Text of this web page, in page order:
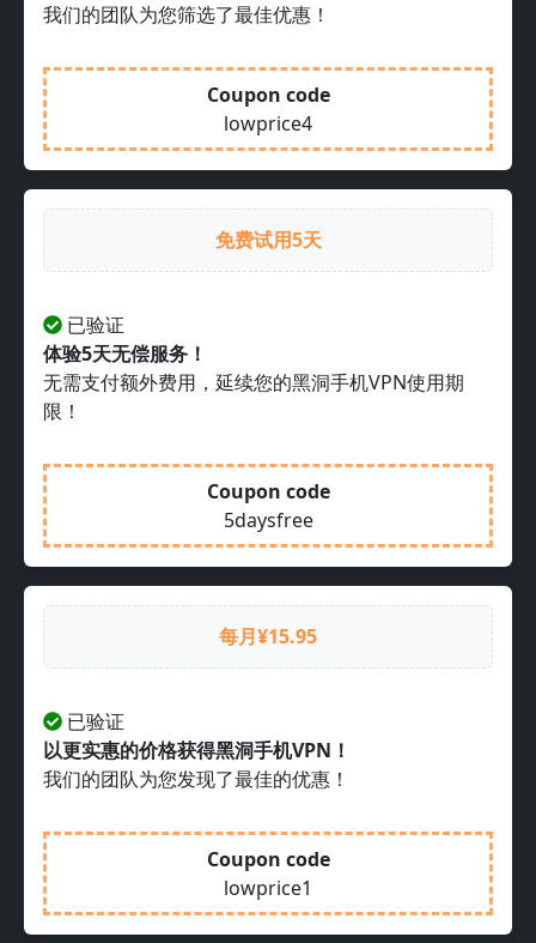
我们的团队为您筛选了最佳优惠！
Coupon code
lowprice4
免费试用5天
已验证
体验5天无偿服务！
无需支付额外费用，延续您的黑洞手机VPN使用期
限！
Coupon code
5daysfree
每月¥15.95
已验证
以更实惠的价格获得黑洞手机VPN！
我们的团队为您发现了最佳的优惠！
Coupon code
lowprice1